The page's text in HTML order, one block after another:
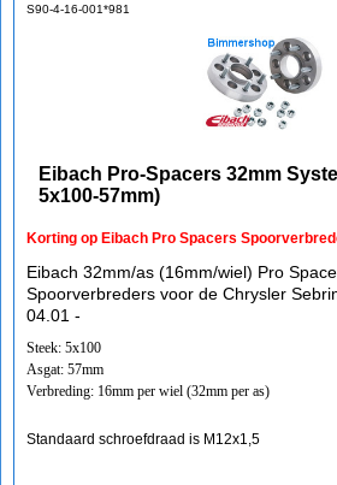
S90-4-16-001*981
Eibach Pro-Spacers 32mm
5x100-57mm)
Korting op Eibach Pro Spacers
Eibach 32mm/as (16mm/wiel) Pro
Spoorverbreders voor de Chrysler
04.01 -
Steek: 5x100
Asgat: 57mm
Verbreding: 16mm per wiel (32mm per as)
Standaard schroefdraad is M12x1,5